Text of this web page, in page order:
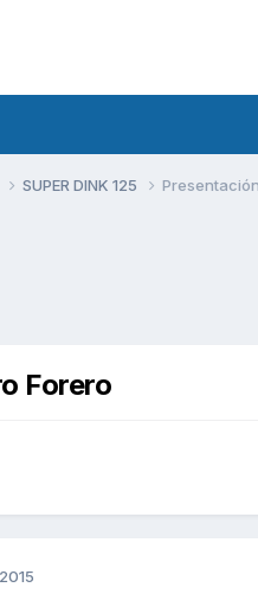
SUPER DINK 125
Forero